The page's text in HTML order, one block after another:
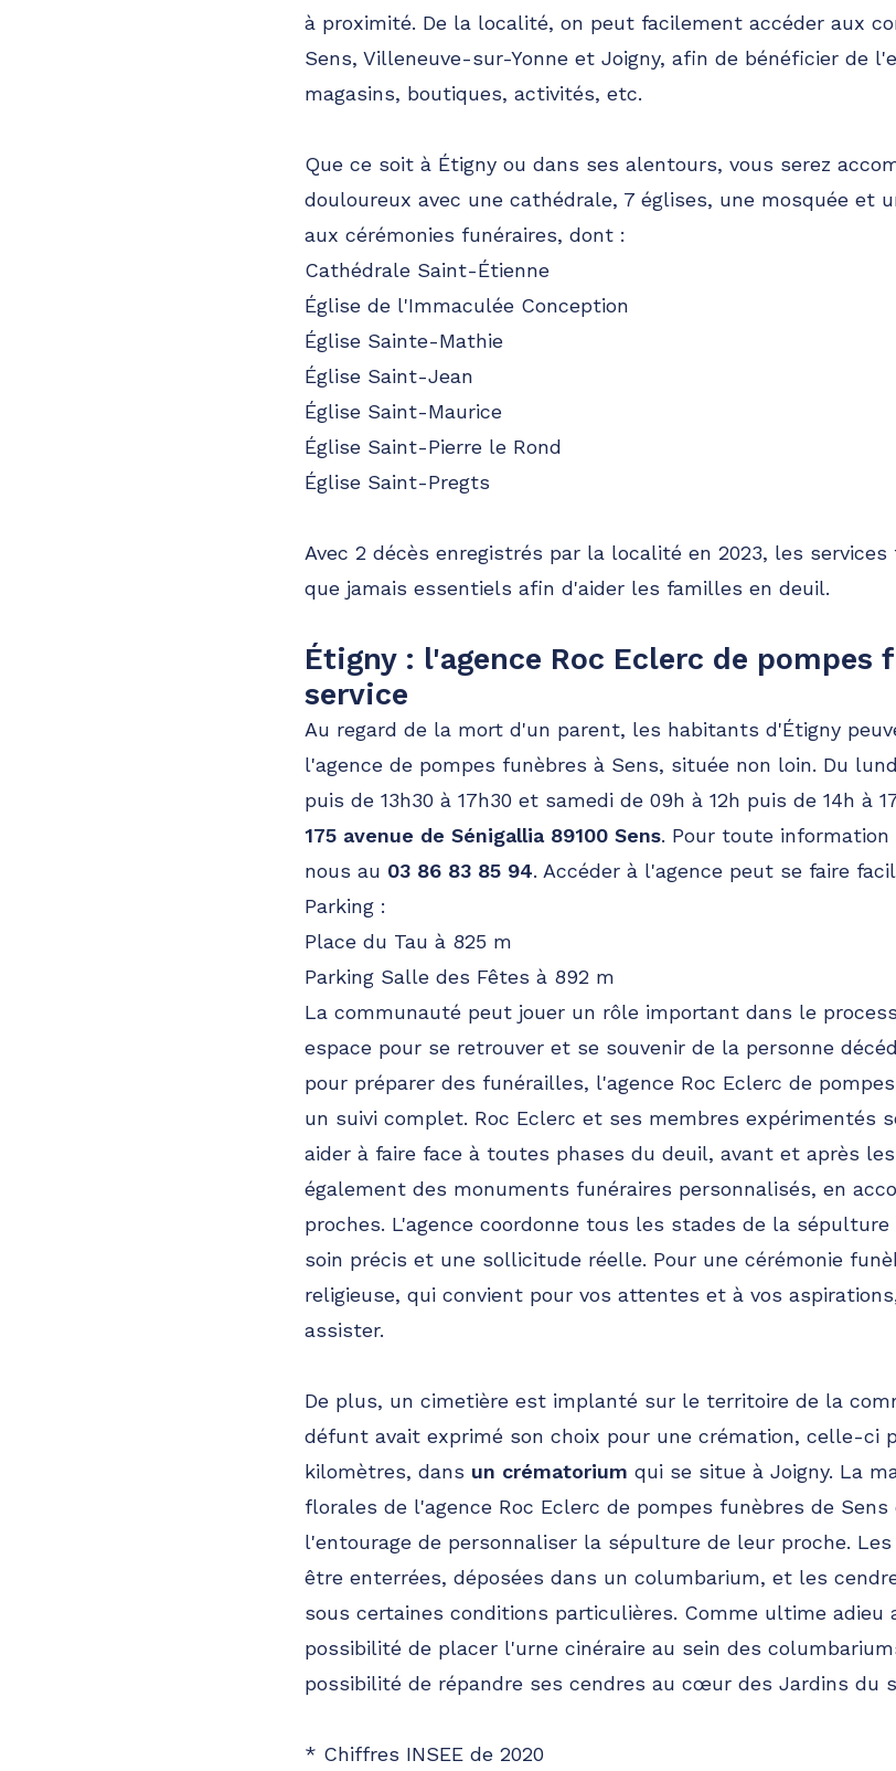
à proximité. De la localité, on peut facilement accéder aux
Sens, Villeneuve-sur-Yonne et Joigny, afin de bénéficier de
magasins, boutiques, activités, etc.
Que ce soit à Étigny ou dans ses alentours, vous serez
douloureux avec une cathédrale, 7 églises, une mosquée et
aux cérémonies funéraires, dont :
Cathédrale Saint-Étienne
Église de l'Immaculée Conception
Église Sainte-Mathie
Église Saint-Jean
Église Saint-Maurice
Église Saint-Pierre le Rond
Église Saint-Pregts
Avec 2 décès enregistrés par la localité en 2023, les
que jamais essentiels afin d'aider les familles en deuil.
Étigny : l'agence Roc Eclerc de pompes
service
Au regard de la mort d'un parent, les habitants d'Étigny
l'agence de pompes funèbres à Sens, située non loin. Du
puis de 13h30 à 17h30 et samedi de 09h à 12h puis de 14h à
175 avenue de Sénigallia 89100 Sens. Pour toute
nous au 03 86 83 85 94. Accéder à l'agence peut se faire
Parking :
Place du Tau à 825 m
Parking Salle des Fêtes à 892 m
La communauté peut jouer un rôle important dans le
espace pour se retrouver et se souvenir de la personne
pour préparer des funérailles, l'agence Roc Eclerc de
un suivi complet. Roc Eclerc et ses membres expérimentés
aider à faire face à toutes phases du deuil, avant et après
également des monuments funéraires personnalisés, en
proches. L'agence coordonne tous les stades de la
soin précis et une sollicitude réelle. Pour une cérémonie
religieuse, qui convient pour vos attentes et à vos
assister.
De plus, un cimetière est implanté sur le territoire de la
défunt avait exprimé son choix pour une crémation, celle-ci
kilomètres, dans un crématorium qui se situe à Joigny. La
florales de l'agence Roc Eclerc de pompes funèbres de
l'entourage de personnaliser la sépulture de leur proche.
être enterrées, déposées dans un columbarium, et les
sous certaines conditions particulières. Comme ultime
possibilité de placer l'urne cinéraire au sein des
possibilité de répandre ses cendres au cœur des Jardins du
* Chiffres INSEE de 2020